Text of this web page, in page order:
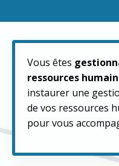
Vous êtes
ressources
instaurer une
de vos ressources
pour vous